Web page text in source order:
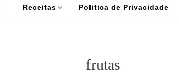
Receitas Politica de Privacidade
frutas